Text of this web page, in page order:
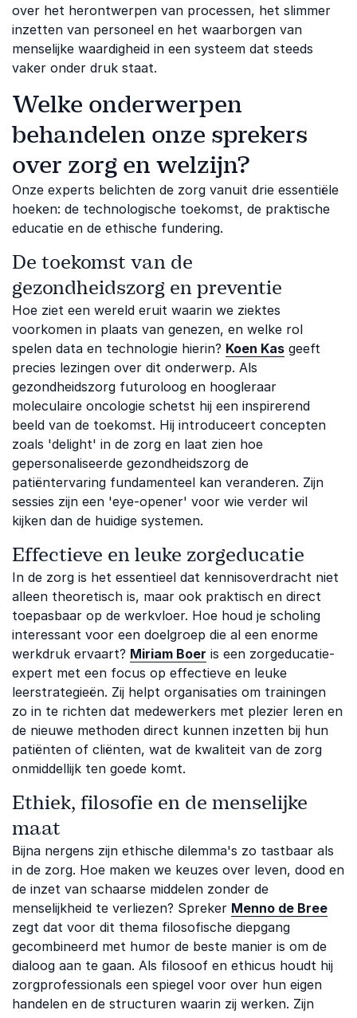
over het herontwerpen van processen, het slimmer
inzetten van personeel en het waarborgen van
menselijke waardigheid in een systeem dat steeds
vaker onder druk staat.
Welke onderwerpen
behandelen onze sprekers
over zorg en welzijn?
Onze experts belichten de zorg vanuit drie essentiële
hoeken: de technologische toekomst, de praktische
educatie en de ethische fundering.
De toekomst van de
gezondheidszorg en preventie
Hoe ziet een wereld eruit waarin we ziektes
voorkomen in plaats van genezen, en welke rol
spelen data en technologie hierin? Koen Kas geeft
precies lezingen over dit onderwerp. Als
gezondheidszorg futuroloog en hoogleraar
moleculaire oncologie schetst hij een inspirerend
beeld van de toekomst. Hij introduceert concepten
zoals 'delight' in de zorg en laat zien hoe
gepersonaliseerde gezondheidszorg de
patiëntervaring fundamenteel kan veranderen. Zijn
sessies zijn een 'eye-opener' voor wie verder wil
kijken dan de huidige systemen.
Effectieve en leuke zorgeducatie
In de zorg is het essentieel dat kennisoverdracht niet
alleen theoretisch is, maar ook praktisch en direct
toepasbaar op de werkvloer. Hoe houd je scholing
interessant voor een doelgroep die al een enorme
werkdruk ervaart? Miriam Boer is een zorgeducatie-
expert met een focus op effectieve en leuke
leerstrategieën. Zij helpt organisaties om trainingen
zo in te richten dat medewerkers met plezier leren en
de nieuwe methoden direct kunnen inzetten bij hun
patiënten of cliënten, wat de kwaliteit van de zorg
onmiddellijk ten goede komt.
Ethiek, filosofie en de menselijke
maat
Bijna nergens zijn ethische dilemma's zo tastbaar als
in de zorg. Hoe maken we keuzes over leven, dood en
de inzet van schaarse middelen zonder de
menselijkheid te verliezen? Spreker Menno de Bree
zegt dat voor dit thema filosofische diepgang
gecombineerd met humor de beste manier is om de
dialoog aan te gaan. Als filosoof en ethicus houdt hij
zorgprofessionals een spiegel voor over hun eigen
handelen en de structuren waarin zij werken. Zijn